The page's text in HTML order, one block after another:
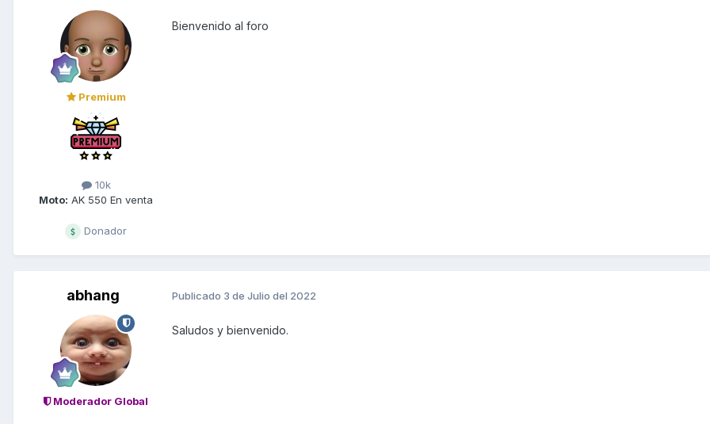
Premium
10k
Moto: AK 550 En venta
Donador
Bienvenido al foro
abhang
Moderador Global
Publicado 3 de Julio del 2022
Saludos y bienvenido.